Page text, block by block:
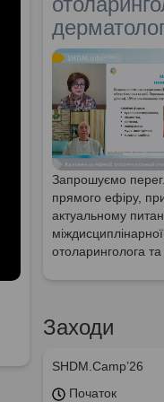
Запрошуємо
прямого ефіру,
актуальному
отоларинголога
Заходи
SHDM.Camp’26
Початок